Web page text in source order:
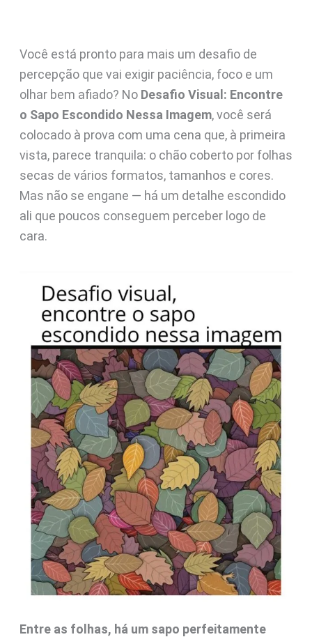
Você está pronto para mais um desafio de
percepção que vai exigir paciência, foco e um
olhar bem afiado? No Desafio Visual: Encontre
o Sapo Escondido Nessa Imagem, você será
colocado à prova com uma cena que, à primeira
vista, parece tranquila: o chão coberto por folhas
secas de vários formatos, tamanhos e cores.
Mas não se engane — há um detalhe escondido
ali que poucos conseguem perceber logo de
cara.
Entre as folhas, há um sapo perfeitamente